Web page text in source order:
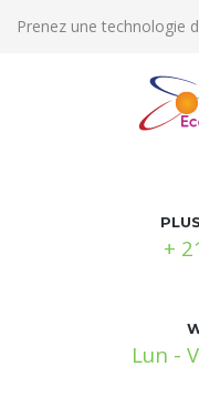
Prenez une technologie
+
Lun -